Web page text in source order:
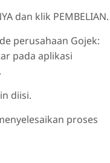
dan klik PEMBELIAN.
perusahaan Gojek:
pada aplikasi
diisi.
proses